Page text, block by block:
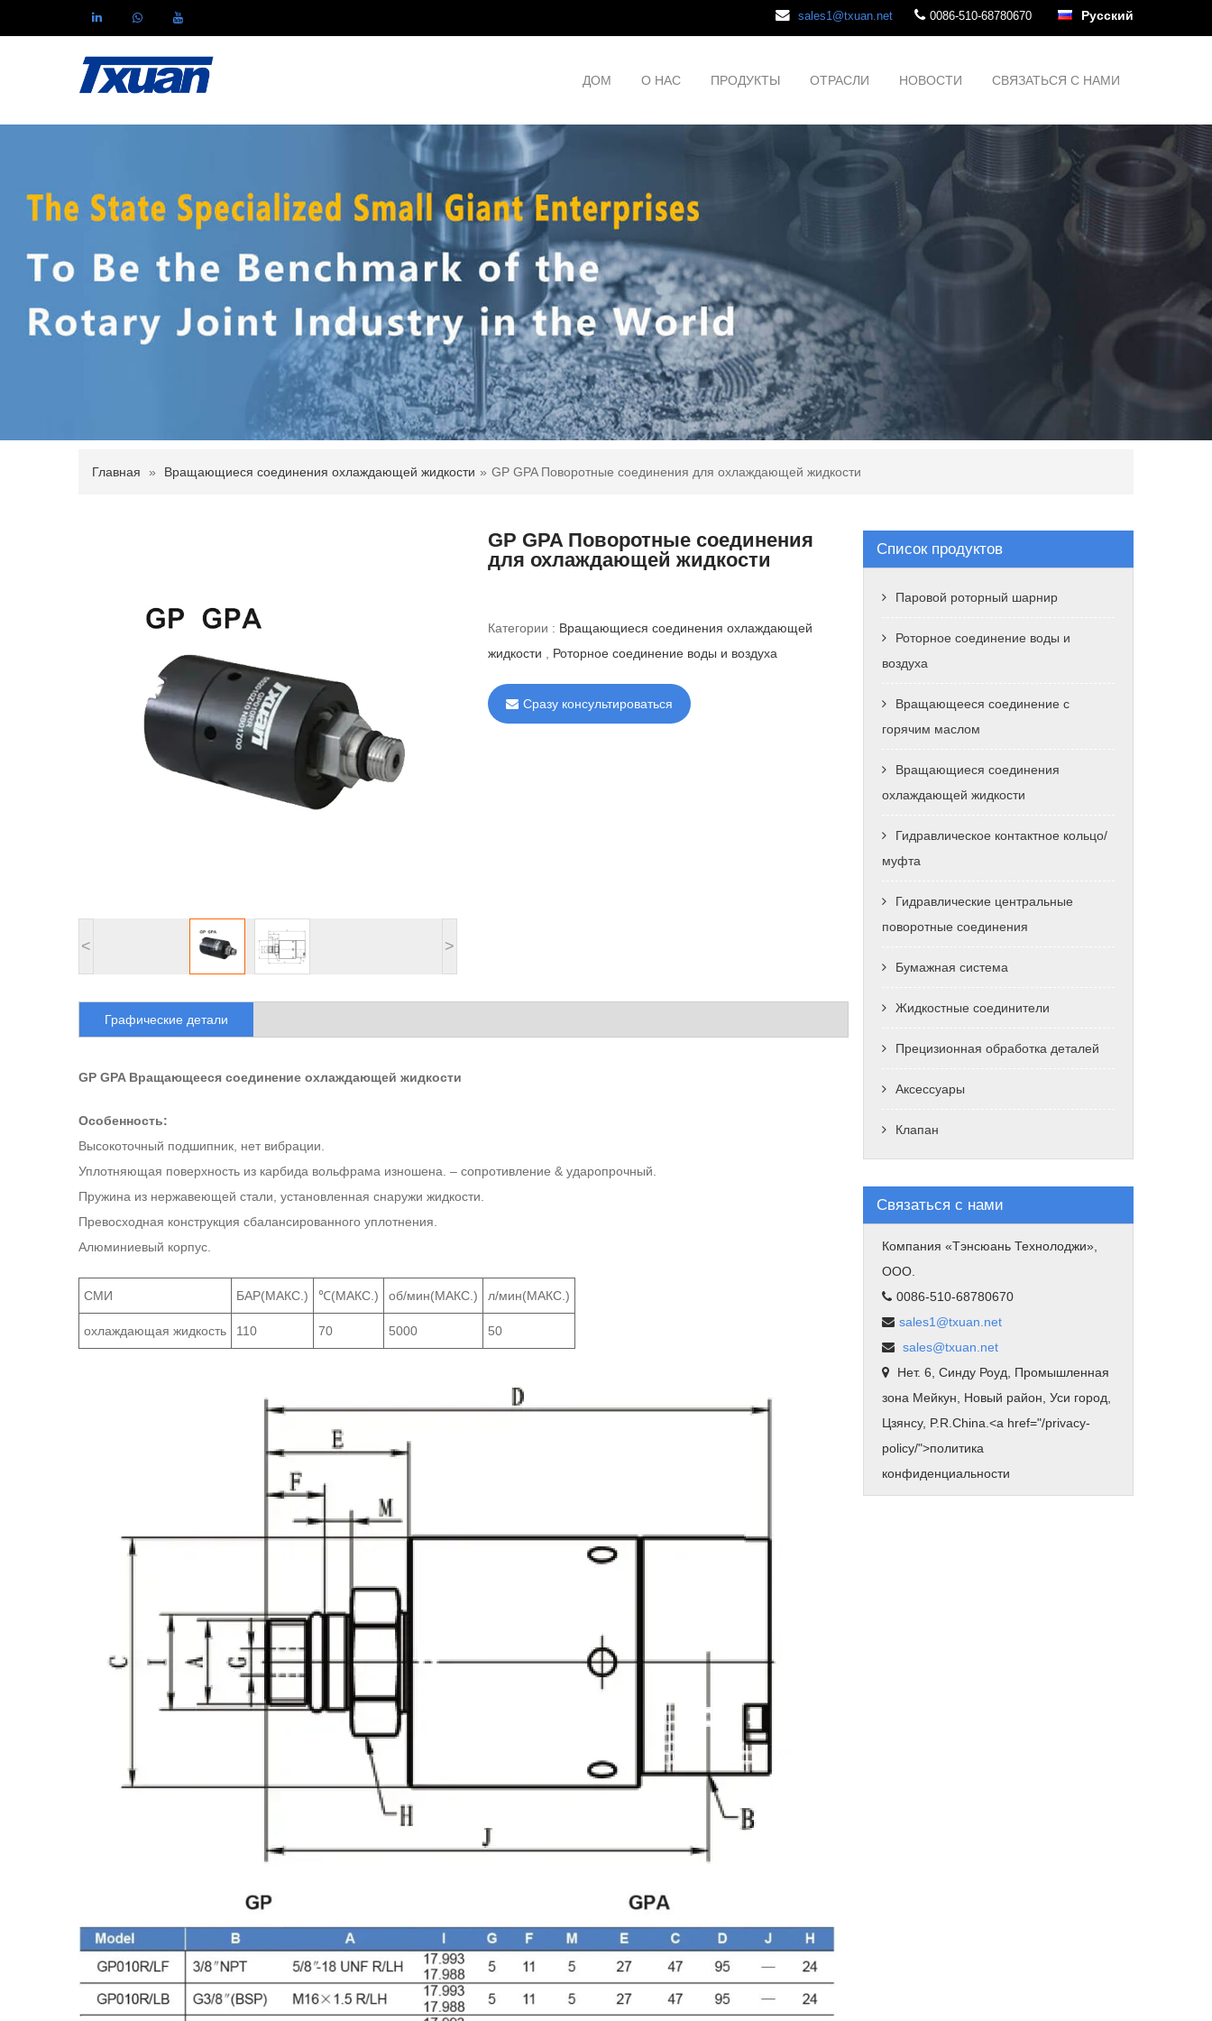
sales1@txuan.net 0086-510-68780670 Русский
ДОМ О НАС ПРОДУКТЫ ОТРАСЛИ НОВОСТИ СВЯЗАТЬСЯ С НАМИ
Главная » Вращающиеся соединения охлаждающей жидкости » GP GPA Поворотные соединения для охлаждающей жидкости
< >
GP GPA Поворотные соединения
для охлаждающей жидкости
Категории : Вращающиеся соединения охлаждающей
жидкости
Роторное соединение воды и воздуха
Сразу консультироваться
Графические детали
GP GPA Вращающееся соединение охлаждающей жидкости
Особенность:
Высокоточный подшипник, нет вибрации.
Уплотняющая поверхность из карбида вольфрама изношена. – сопротивление & ударопрочный.
Пружина из нержавеющей стали, установленная снаружи жидкости.
Превосходная конструкция сбалансированного уплотнения.
Алюминиевый корпус.
СМИ БАР(МАКС.) ℃(МАКС.) об/мин(МАКС.) л/мин(МАКС.)
охлаждающая жидкость 110 70 5000 50
Список продуктов
Паровой роторный шарнир
Роторное соединение воды и
воздуха
Вращающееся соединение с
горячим маслом
Вращающиеся соединения
охлаждающей жидкости
Гидравлическое контактное кольцо/
муфта
Гидравлические центральные
поворотные соединения
Бумажная система
Жидкостные соединители
Прецизионная обработка деталей
Аксессуары
Клапан
Связаться с нами
Компания «Тэнсюань Технолоджи»,
ООО.
0086-510-68780670
sales1@txuan.net
sales@txuan.net
Нет. 6, Синду Роуд, Промышленная
зона Мейкун, Новый район, Уси город,
Цзянсу, P.R.China.<a href="/privacy-
policy/">политика
конфиденциальности